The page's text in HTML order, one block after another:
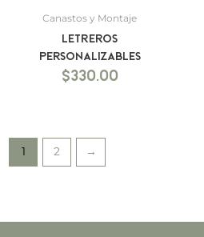
Canastos y Montaje
Letreros
personalizables
$330.00
1 2 →